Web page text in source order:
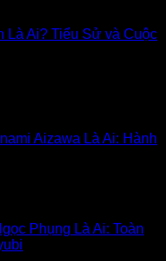
Là Ai? Tiểu Sử và Cuộc
Aizawa Là Ai: Hành
Phụng Là Ai: Toàn